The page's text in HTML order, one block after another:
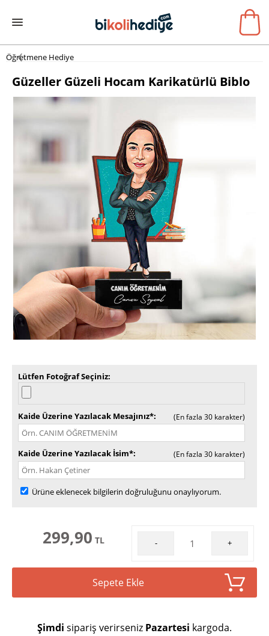
Öğretmene Hediye
Güzeller Güzeli Hocam Karikatürlü Biblo
Lütfen Fotoğraf Seçiniz
Kaide Üzerine Yazılacak Mesajınız* (En fazla 30 karakter)
Kaide Üzerine Yazılacak İsim* (En fazla 30 karakter)
Ürüne eklenecek bilgilerin doğruluğunu onaylıyorum.
299,90 TL - +
Sepete Ekle
Şimdi sipariş verirseniz Pazartesi kargoda.